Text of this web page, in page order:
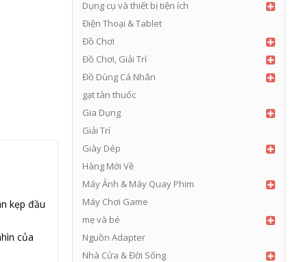
kẹp đầu
của
Dụng cụ và thiết bị tiện ích
Điện Thoại & Tablet
Đồ Chơi
Đồ Chơi, Giải Trí
Đồ Dùng Cá Nhân
gạt tàn thuốc
Gia Dụng
Giải Trí
Giày Dép
Hàng Mới Về
Máy Ảnh & Máy Quay Phim
Máy Chơi Game
mẹ và bé
Nguồn Adapter
Nhà Cửa & Đời Sống